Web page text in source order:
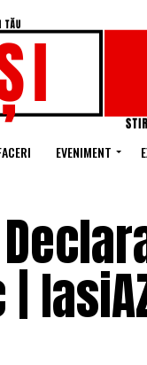
EVENIMENT